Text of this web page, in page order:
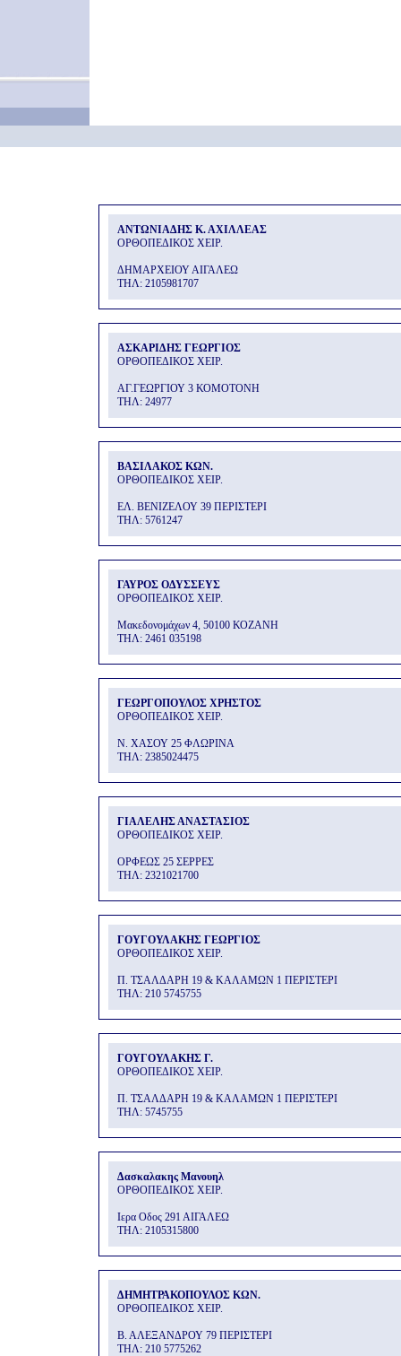
ΑΝΤΩΝΙΑΔΗΣ Κ. ΑΧΙΛΛΕΑΣ
ΟΡΘΟΠΕΔΙΚΟΣ ΧΕΙΡ.
ΔΗΜΑΡΧΕΙΟΥ ΑΙΓΑΛΕΩ
THΛ: 2105981707
ΑΣΚΑΡΙΔΗΣ ΓΕΩΡΓΙΟΣ
ΟΡΘΟΠΕΔΙΚΟΣ ΧΕΙΡ.
ΑΓ.ΓΕΩΡΓΙΟΥ 3 ΚΟΜΟΤΟΝΗ
THΛ: 24977
ΒΑΣΙΛΑΚΟΣ ΚΩΝ.
ΟΡΘΟΠΕΔΙΚΟΣ ΧΕΙΡ.
ΕΛ. ΒΕΝΙΖΕΛΟΥ 39 ΠΕΡΙΣΤΕΡΙ
THΛ: 5761247
ΓΑΥΡΟΣ ΟΔΥΣΣΕΥΣ
ΟΡΘΟΠΕΔΙΚΟΣ ΧΕΙΡ.
Μακεδονομάχων 4, 50100 ΚΟΖΑΝΗ
THΛ: 2461 035198
ΓΕΩΡΓΟΠΟΥΛΟΣ ΧΡΗΣΤΟΣ
ΟΡΘΟΠΕΔΙΚΟΣ ΧΕΙΡ.
Ν. ΧΑΣΟΥ 25 ΦΛΩΡΙΝΑ
THΛ: 2385024475
ΓΙΑΛΕΛΗΣ ΑΝΑΣΤΑΣΙΟΣ
ΟΡΘΟΠΕΔΙΚΟΣ ΧΕΙΡ.
ΟΡΦΕΩΣ 25 ΣΕΡΡΕΣ
THΛ: 2321021700
ΓΟΥΓΟΥΛΑΚΗΣ ΓΕΩΡΓΙΟΣ
ΟΡΘΟΠΕΔΙΚΟΣ ΧΕΙΡ.
Π. ΤΣΑΛΔΑΡΗ 19 & ΚΑΛΑΜΩΝ 1 ΠΕΡΙΣΤΕΡΙ
THΛ: 210 5745755
ΓΟΥΓΟΥΛΑΚΗΣ Γ.
ΟΡΘΟΠΕΔΙΚΟΣ ΧΕΙΡ.
Π. ΤΣΑΛΔΑΡΗ 19 & ΚΑΛΑΜΩΝ 1 ΠΕΡΙΣΤΕΡΙ
THΛ: 5745755
Δασκαλακης Μανουηλ
ΟΡΘΟΠΕΔΙΚΟΣ ΧΕΙΡ.
Ιερα Οδος 291 ΑΙΓΑΛΕΩ
THΛ: 2105315800
ΔΗΜΗΤΡΑΚΟΠΟΥΛΟΣ ΚΩΝ.
ΟΡΘΟΠΕΔΙΚΟΣ ΧΕΙΡ.
Β. ΑΛΕΞΑΝΔΡΟΥ 79 ΠΕΡΙΣΤΕΡΙ
THΛ: 210 5775262